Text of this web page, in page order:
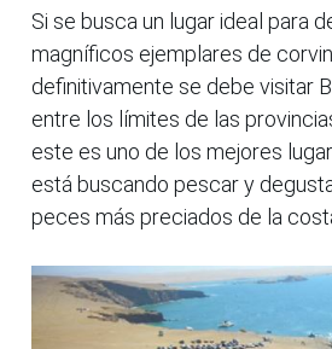
Si se busca un lugar ideal para
magníficos ejemplares de
definitivamente se debe visitar
entre los límites de las
este es uno de los mejores
está buscando pescar y
peces más preciados de la